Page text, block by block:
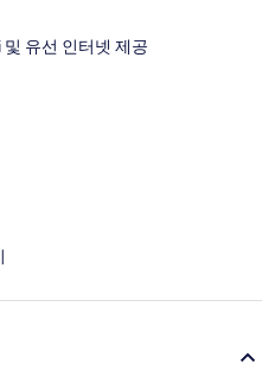
유선 인터넷 제공